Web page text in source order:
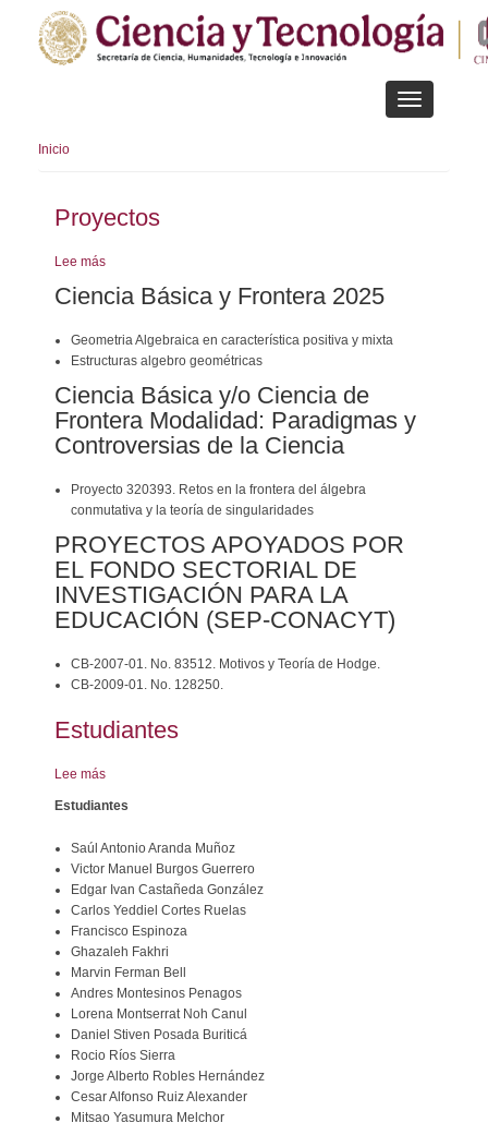
contenido
Toggle
navigation
Inicio
Proyectos
Lee más
Ciencia Básica y Frontera 2025
Geometria Algebraica en característica positiva y mixta
Estructuras algebro geométricas
Ciencia Básica y/o Ciencia de
Frontera Modalidad: Paradigmas y
Controversias de la Ciencia
Proyecto 320393. Retos en la frontera del álgebra
conmutativa y la teoría de singularidades
PROYECTOS APOYADOS POR
EL FONDO SECTORIAL DE
INVESTIGACIÓN PARA LA
EDUCACIÓN (SEP-CONACYT)
CB-2007-01. No. 83512. Motivos y Teoría de Hodge.
CB-2009-01. No. 128250.
Estudiantes
Lee más
Estudiantes
Saúl Antonio Aranda Muñoz
Victor Manuel Burgos Guerrero
Edgar Ivan Castañeda González
Carlos Yeddiel Cortes Ruelas
Francisco Espinoza
Ghazaleh Fakhri
Marvin Ferman Bell
Andres Montesinos Penagos
Lorena Montserrat Noh Canul
Daniel Stiven Posada Buriticá
Rocio Ríos Sierra
Jorge Alberto Robles Hernández
Cesar Alfonso Ruiz Alexander
Mitsao Yasumura Melchor